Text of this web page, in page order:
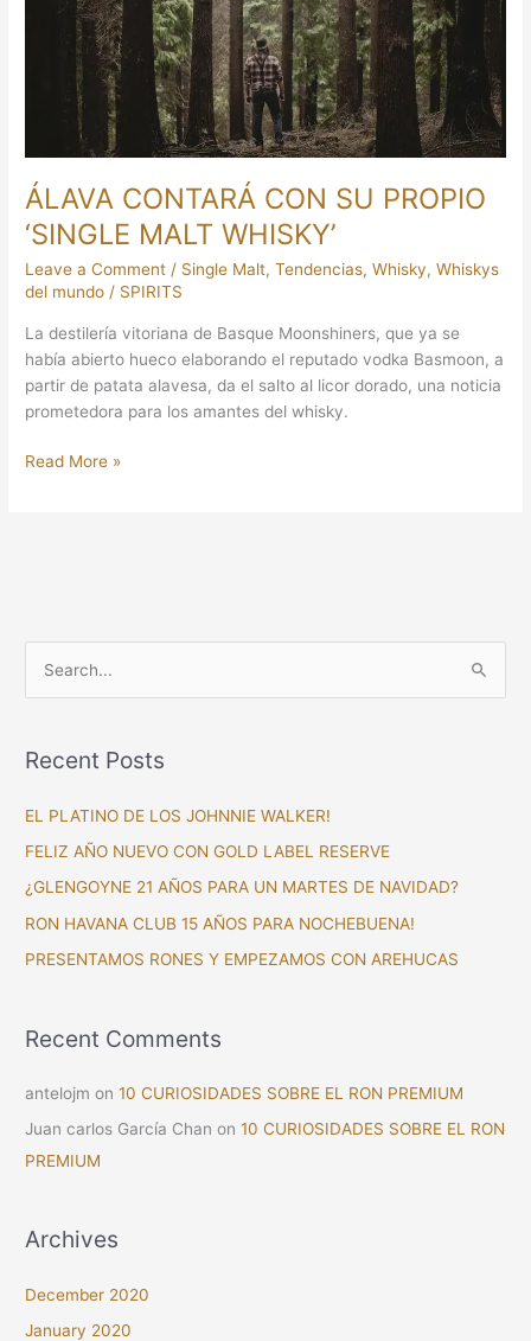
ÁLAVA CONTARÁ CON SU PROPIO
‘SINGLE MALT WHISKY’
Leave a Comment / Single Malt,Tendencias,Whisky,Whiskys
del mundo / SPIRITS
La destilería vitoriana de Basque Moonshiners, que ya se
había abierto hueco elaborando el reputado vodka Basmoon, a
partir de patata alavesa, da el salto al licor dorado, una noticia
prometedora para los amantes del whisky.
PROPIO
‘SINGLE
WHISKY’
Read More »
r
o
r
:
Recent Posts
EL PLATINO DE LOS JOHNNIE WALKER!
FELIZ AÑO NUEVO CON GOLD LABEL RESERVE
¿GLENGOYNE 21 AÑOS PARA UN MARTES DE NAVIDAD?
RON HAVANA CLUB 15 AÑOS PARA NOCHEBUENA!
PRESENTAMOS RONES Y EMPEZAMOS CON AREHUCAS
Recent Comments
antelojm on10 CURIOSIDADES SOBRE EL RON PREMIUM
Juan carlos García Chan on10 CURIOSIDADES SOBRE EL RON
PREMIUM
Archives
December 2020
January 2020